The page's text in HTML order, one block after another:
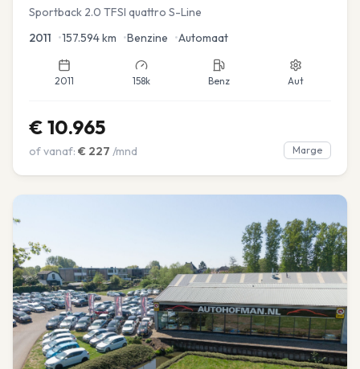
Sportback 2.0 TFSI quattro S-Line
2011 •157.594km •Benzine •Automaat
2011 158k Benz Aut
€ 10.965
of vanaf: € 227 /mnd Marge